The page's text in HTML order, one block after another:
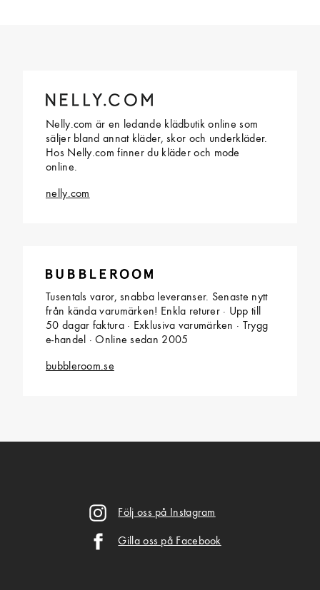
Nelly.com är en ledande klädbutik online som
säljer bland annat kläder, skor och underkläder.
Hos Nelly.com finner du kläder och mode
online.
nelly.com
Tusentals varor, snabba leveranser. Senaste nytt
från kända varumärken! Enkla returer · Upp till
50 dagar faktura · Exklusiva varumärken · Trygg
e-handel · Online sedan 2005
bubbleroom.se
Följ oss på Instagram
Gilla oss på Facebook